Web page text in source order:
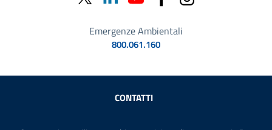
Emergenze Ambientali
800.061.160
Sezione Link Utili
CONTATTI